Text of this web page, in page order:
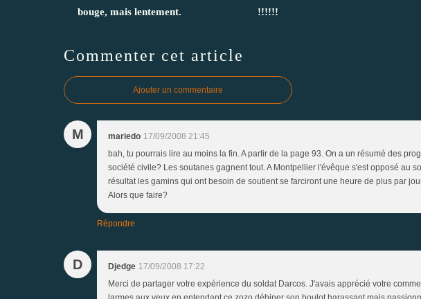
bouge, mais lentement.
!!!!!!
Commenter cet article
Ajouter un commentaire
M mariedo 17/09/2008 21:45
bah, tu pourrais lire au moins la fin. A partir de la page 93. On a un résumé des
société civile? Les soutanes gagnent tout. A Montpellier l'évêque s'est opposé au
résultat les gamins qui ont besoin de soutient se farciront une heure de plus par
Alors que faire?
Répondre
D Djedge 17/09/2008 17:22
Merci de partager votre expérience du soldat Darcos. J'avais apprécié votre